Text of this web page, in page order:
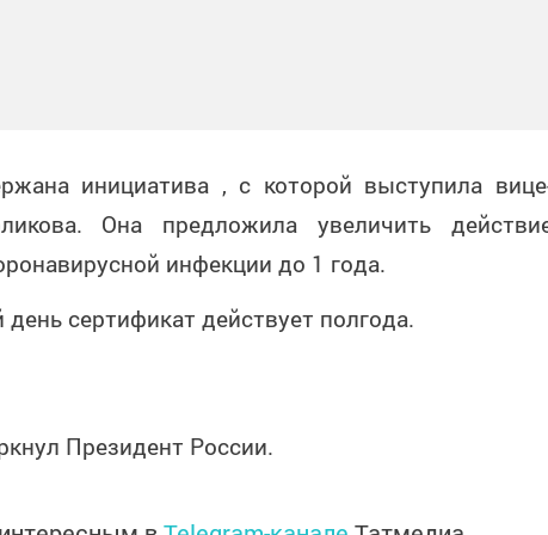
инициатива , с которой выступила
Она предложила увеличить
инфекции до 1 года.
сертификат действует полгода.
Президент России.